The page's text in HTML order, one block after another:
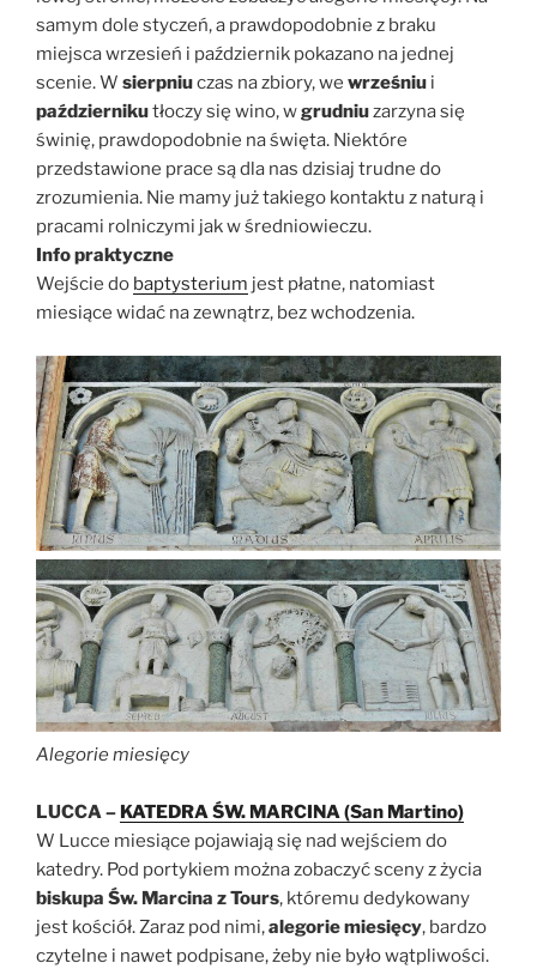
samym dole styczeń, a prawdopodobnie z braku
miejsca wrzesień i październik pokazano na jednej
scenie. W sierpniuczas na zbiory, we wrześniu i
październikutłoczy się wino, wgrudniuzarzyna się
świnię, prawdopodobnie na święta. Niektóre
przedstawione prace są dla nas dzisiaj trudne do
zrozumienia. Nie mamy już takiego kontaktu z naturą i
pracami rolniczymi jak w średniowieczu.
Info praktyczne
Wejście do baptysterium jest płatne, natomiast
miesiące widać na zewnątrz, bez wchodzenia.
Alegorie miesięcy
LUCCA – KATEDRA ŚW. MARCINA (San Martino)
W Lucce miesiące pojawiają się nad wejściem do
katedry. Pod portykiem można zobaczyć sceny z życia
biskupa Św. Marcina z Tours, któremu dedykowany
jest kościół. Zaraz pod nimi,alegorie miesięcy, bardzo
czytelne i nawet podpisane, żeby nie było wątpliwości.